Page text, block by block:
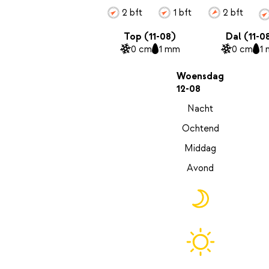
2 bft 1 bft 2 bft
Top (11-08)
0 cm 1 mm
Dal (11-
0 cm 1
Woensdag
12-08
Nacht
Ochtend
Middag
Avond